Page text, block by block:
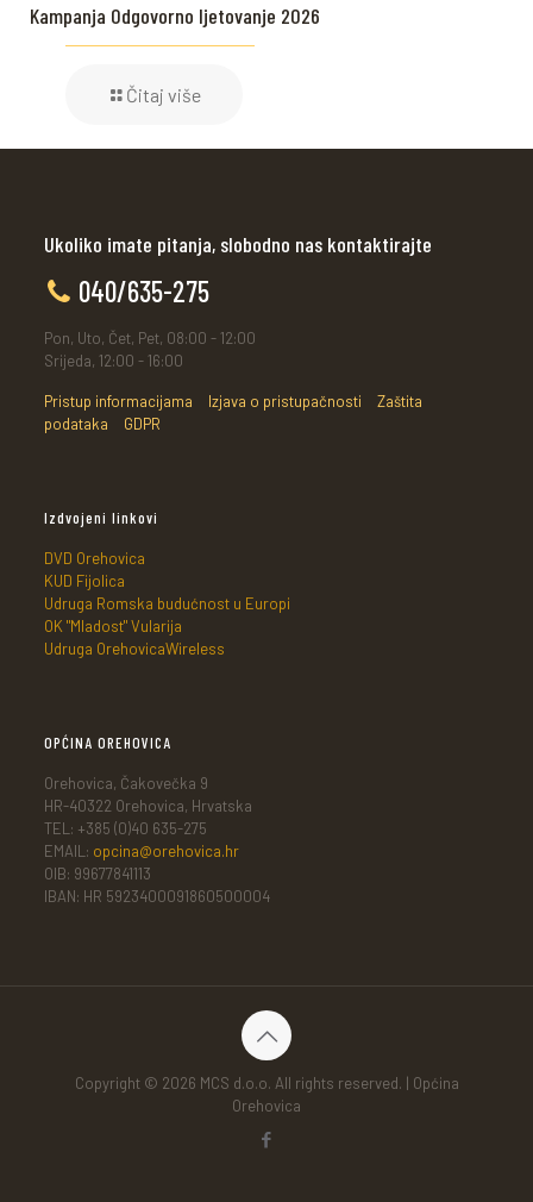
Kampanja Odgovorno ljetovanje 2026
Čitaj više
Ukoliko imate pitanja, slobodno nas kontaktirajte
040/635-275
Pon, Uto, Čet, Pet, 08:00 - 12:00
Srijeda, 12:00 - 16:00
Pristup informacijama Izjava o pristupačnosti
Zaštita
podataka
GDPR
Izdvojeni linkovi
DVD Orehovica
KUD Fijolica
Udruga Romska budućnost u Europi
OK "Mladost" Vularija
Udruga OrehovicaWireless
OPĆINA OREHOVICA
Orehovica, Čakovečka 9
HR-40322 Orehovica, Hrvatska
TEL: +385 (0)40 635-275
EMAIL: opcina@orehovica.hr
OIB: 99677841113
IBAN: HR 5923400091860500004
Copyright © 2026 MCS d.o.o. All rights reserved. | Općina
Orehovica